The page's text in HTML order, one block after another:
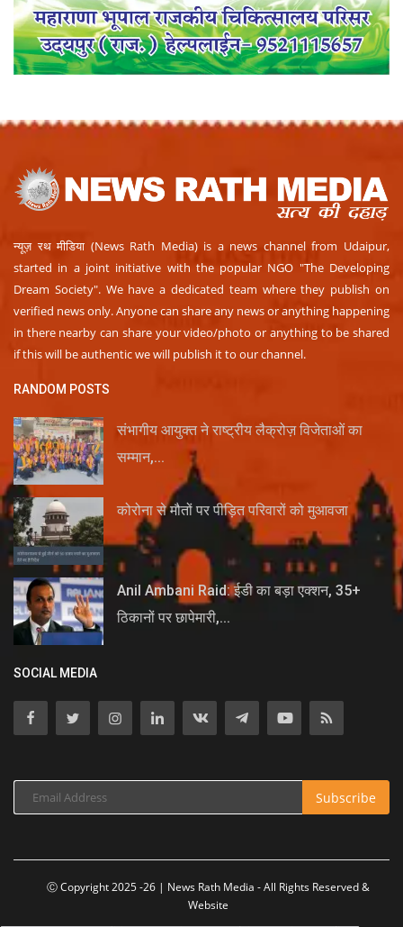
न्यूज़ रथ मीडिया (News Rath Media) is a news channel from Udaipur,
started in a joint initiative with the popular NGO "The Developing
Dream Society". We have a dedicated team where they publish on
verified news only. Anyone can share any news or anything happening
in there nearby can share your video/photo or anything to be shared
if this will be authentic we will publish it to our channel.
RANDOM POSTS
संभागीय आयुक्त ने राष्ट्रीय लैक्रोज़ विजेताओं का
सम्मान,...
कोरोना से मौतों पर पीड़ित परिवारों को मुआवजा
Anil Ambani Raid: ईडी का बड़ा एक्शन, 35+
ठिकानों पर छापेमारी,...
SOCIAL MEDIA
Subscribe
Ⓒ Copyright 2025 -26 | News Rath Media - All Rights Reserved &
Website